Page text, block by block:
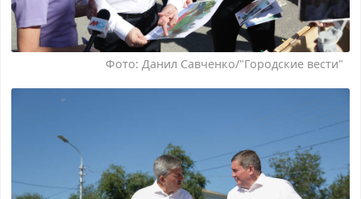
Фото: Данил Савченко/"Городские вести"